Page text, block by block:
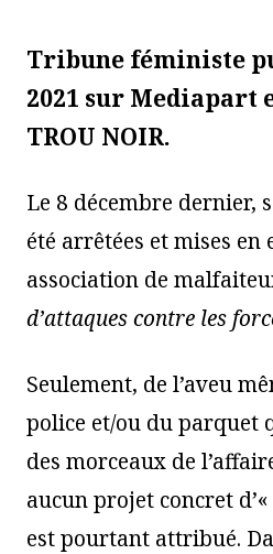
Tribune féministe
2021 sur Mediapart
TROU NOIR.
Le 8 décembre dernier,
été arrêtées et mises en
association de
d’attaques contre les
Seulement, de l’aveu
police et/ou du
des morceaux de
aucun projet concret
est pourtant attribué.